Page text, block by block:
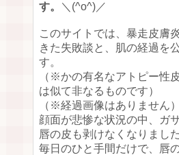
す。
＼(^o^)／
このサイトでは、暴走皮膚
きた失敗談と、肌の経過を
す。
（※かの有名なアトピー性
は似て非なるものです）
（※経過画像はありません）
顔面が悲惨な状況の中、ガ
唇の皮も剥けなくなりました
毎日のひと手間だけで、唇